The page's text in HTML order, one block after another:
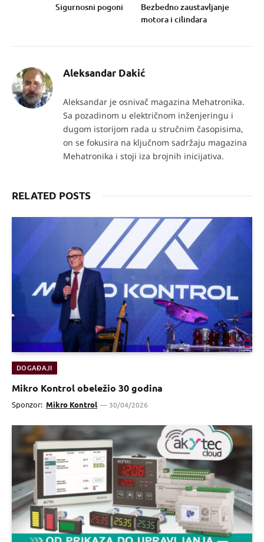
Sigurnosni pogoni
Bezbedno zaustavljanje
motora i cilindara
Aleksandar Dakić
Aleksandar je osnivač magazina Mehatronika.
Sa pozadinom u električnom inženjeringu i
dugom istorijom rada u stručnim časopisima,
on se fokusira na ključnom sadržaju magazina
Mehatronika i stoji iza brojnih inicijativa.
RELATED POSTS
DOGAĐAJI
Mikro Kontrol obeležio 30 godina
Sponzor: Mikro Kontrol 30/04/2026